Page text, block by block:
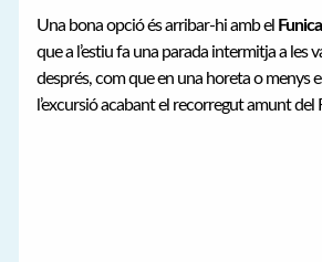
Una bona opció és arribar-hi amb el
que a l’estiu fa una parada intermitja a les
després, com que en una horeta o menys
l’excursió acabant el recorregut amunt del